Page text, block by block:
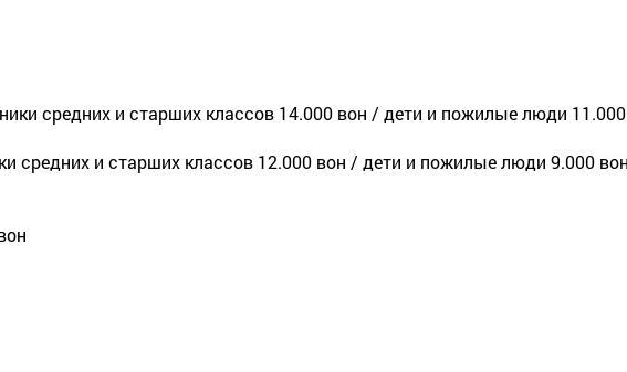
средних и старших классов 14.000 вон / дети и пожилые люди
средних и старших классов 12.000 вон / дети и пожилые люди 9.000